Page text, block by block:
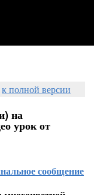
к полной версии
на
урок от
сообщение